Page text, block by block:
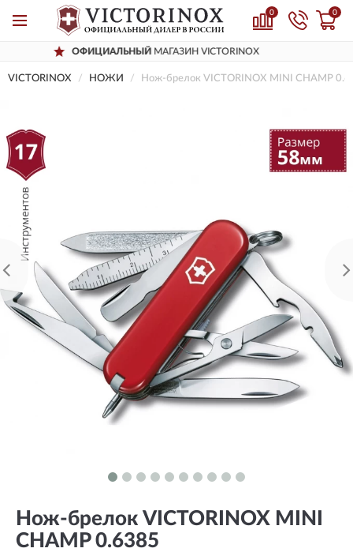
0 0
МАГАЗИН VICTORINOX
VICTORINOX НОЖИ Нож-брелок VICTORINOX MINI CHAMP
Нож-брелок VICTORINOX MINI
CHAMP 0.6385